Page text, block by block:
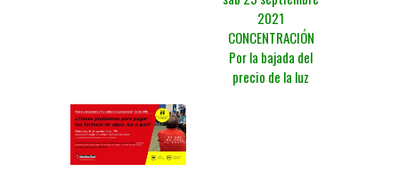
2021
CONCENTRACIÓN
Por la bajada del
precio de la luz